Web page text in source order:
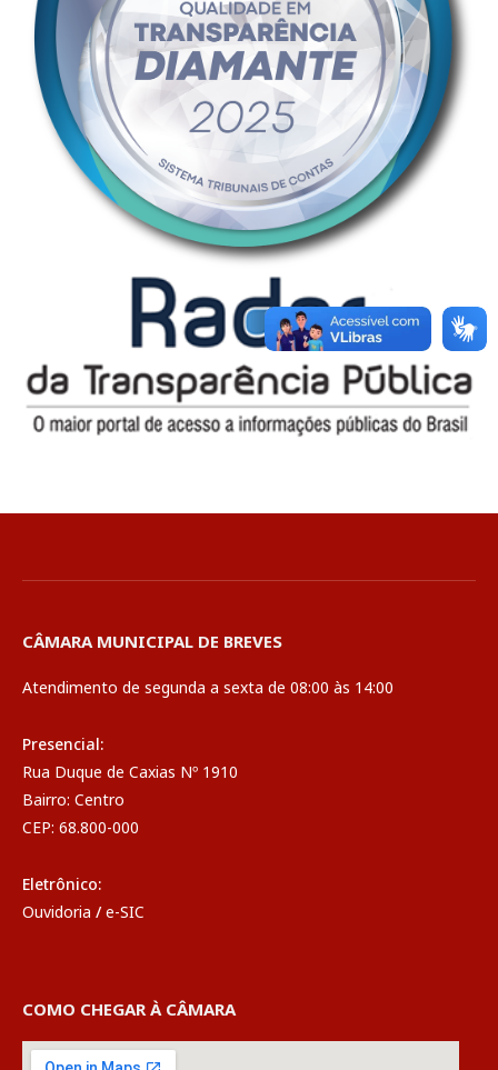
CÂMARA MUNICIPAL DE BREVES
Atendimento de segunda a sexta de 08:00 às 14:00
Presencial:
Rua Duque de Caxias Nº 1910
Bairro: Centro
CEP: 68.800-000
Eletrônico:
Ouvidoria / e-SIC
COMO CHEGAR À CÂMARA